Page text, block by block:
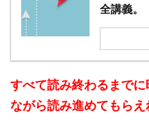
全講義。
すべて読み終わるまで
ながら読み進めてもらえ